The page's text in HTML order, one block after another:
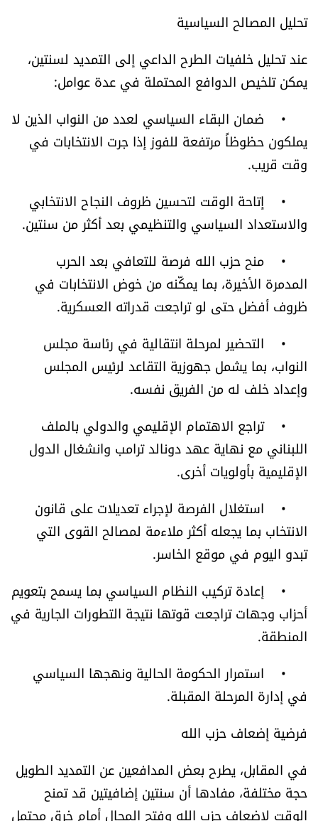
للتواصل معنا
شروط الاستخدام
شروط الإشتراك
تحليل المصالح السياسية
عند تحليل خلفيات الطرح الداعي إلى التمديد لسنتين،
يمكن تلخيص الدوافع المحتملة في عدة عوامل:
• ضمان البقاء السياسي لعدد من النواب الذين لا
يملكون حظوظاً مرتفعة للفوز إذا جرت الانتخابات في
وقت قريب.
• إتاحة الوقت لتحسين ظروف النجاح الانتخابي
والاستعداد السياسي والتنظيمي بعد أكثر من سنتين.
• منح حزب الله فرصة للتعافي بعد الحرب
المدمرة الأخيرة، بما يمكّنه من خوض الانتخابات في
ظروف أفضل حتى لو تراجعت قدراته العسكرية.
• التحضير لمرحلة انتقالية في رئاسة مجلس
النواب، بما يشمل جهوزية التقاعد لرئيس المجلس
وإعداد خلف له من الفريق نفسه.
• تراجع الاهتمام الإقليمي والدولي بالملف
اللبناني مع نهاية عهد دونالد ترامب وانشغال الدول
الإقليمية بأولويات أخرى.
• استغلال الفرصة لإجراء تعديلات على قانون
الانتخاب بما يجعله أكثر ملاءمة لمصالح القوى التي
تبدو اليوم في موقع الخاسر.
• إعادة تركيب النظام السياسي بما يسمح بتعويم
أحزاب وجهات تراجعت قوتها نتيجة التطورات الجارية في
المنطقة.
• استمرار الحكومة الحالية ونهجها السياسي
في إدارة المرحلة المقبلة.
فرضية إضعاف حزب الله
في المقابل، يطرح بعض المدافعين عن التمديد الطويل
حجة مختلفة، مفادها أن سنتين إضافيتين قد تمنح
الوقت لإضعاف حزب الله وفتح المجال أمام خرق محتمل